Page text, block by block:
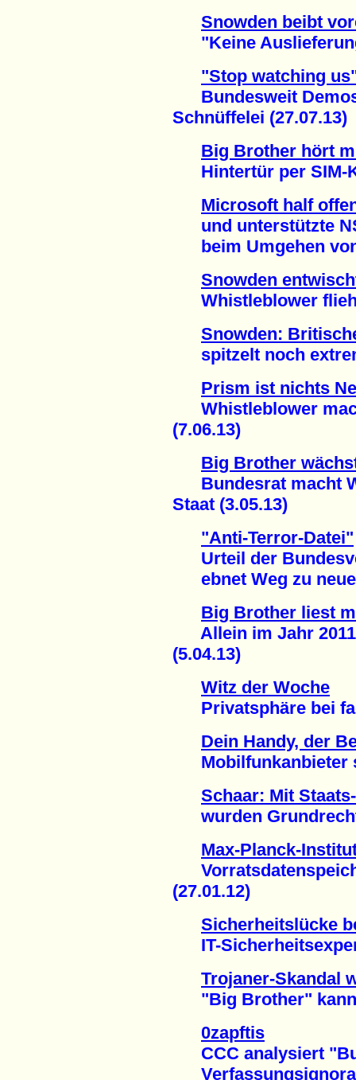
Snowden beibt
"Keine
"Stop watching
Bundesweit
Schnüffelei (27.07.13)
Big Brother hört
Hintertür per SIM-
Microsoft half
und unterstützte
beim Umgehen von
Snowden
Whistleblower flieht
Snowden:
spitzelt noch
Prism ist nichts
Whistleblower
(7.06.13)
Big Brother
Bundesrat macht
Staat (3.05.13)
"Anti-Terror-Datei"
Urteil der
ebnet Weg zu
Big Brother liest
Allein im Jahr
(5.04.13)
Witz der Woche
Privatsphäre bei
Dein Handy, der
Mobilfunkanbieter
Schaar: Mit
wurden
Max-Planck-
(27.01.12)
Sicherheitslücke
IT-
Trojaner-Skandal
"Big Brother" kann
0zapftis
CCC analysiert